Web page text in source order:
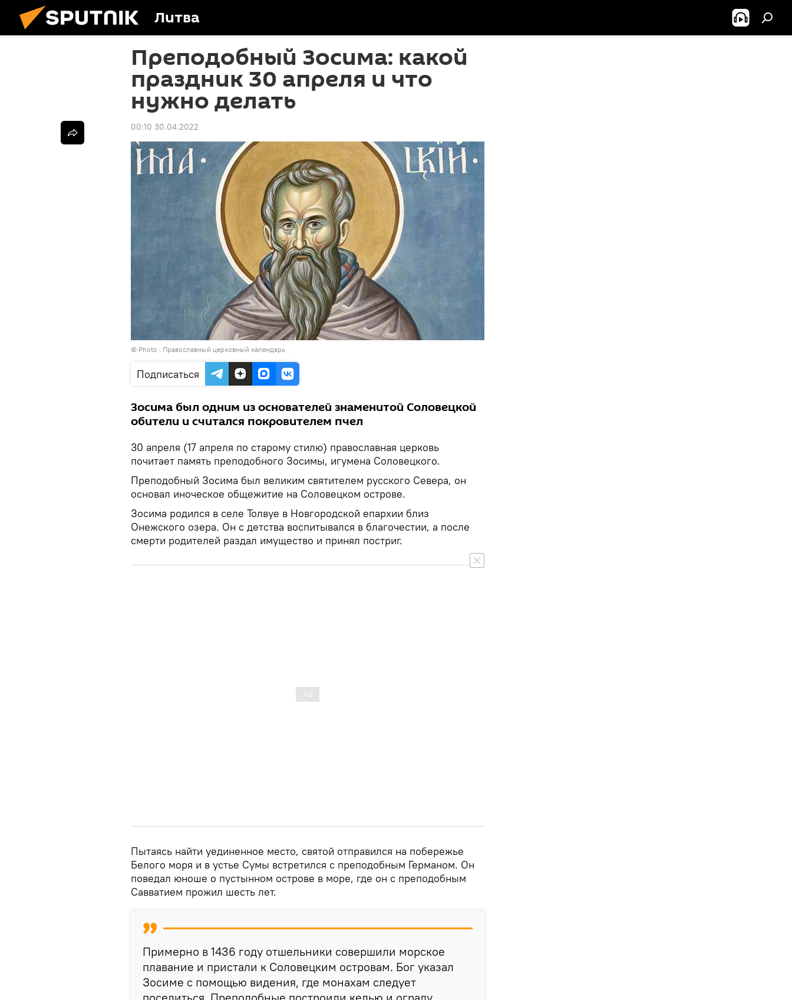
Литва
Преподобный Зосима: какой
праздник 30 апреля и что
нужно делать
00:10 30.04.2022
© Photo : Православный церковный календарь
Подписаться
Зосима был одним из основателей знаменитой Соловецкой
обители и считался покровителем пчел
30 апреля (17 апреля по старому стилю) православная церковь
почитает память преподобного Зосимы, игумена Соловецкого.
Преподобный Зосима был великим святителем русского Севера, он
основал иноческое общежитие на Соловецком острове.
Зосима родился в селе Толвуе в Новгородской епархии близ
Онежского озера. Он с детства воспитывался в благочестии, а после
смерти родителей раздал имущество и принял постриг.
Пытаясь найти уединенное место, святой отправился на побережье
Белого моря и в устье Сумы встретился с преподобным Германом. Он
поведал юноше о пустынном острове в море, где он с преподобным
Савватием прожил шесть лет.
Примерно в 1436 году отшельники совершили морское
плавание и пристали к Соловецким островам. Бог указал
Зосиме с помощью видения, где монахам следует